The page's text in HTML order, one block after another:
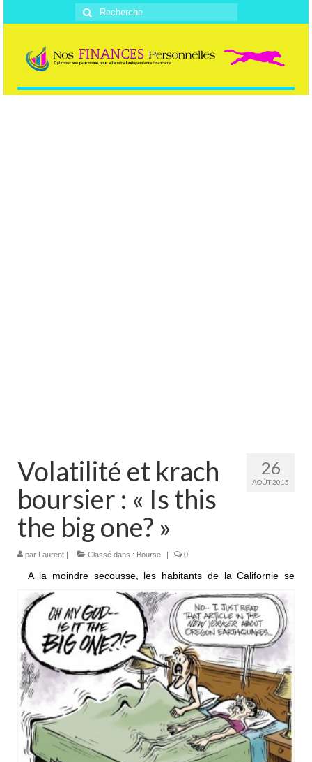
Rechercher
:
26
AOÛT 2015
Volatilité et krach
boursier : « Is this
the big one? »
par Laurent | Classé dans : Bourse | 0
A la moindre secousse, les habitants de la Californie se